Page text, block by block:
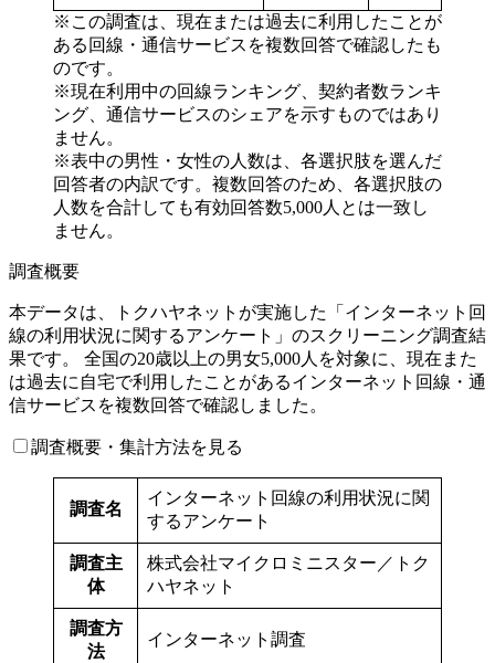
※この調査は、現在または過去に利用したことが
ある回線・通信サービスを複数回答で確認したも
のです。
※現在利用中の回線ランキング、契約者数ランキ
ング、通信サービスのシェアを示すものではあり
ません。
※表中の男性・女性の人数は、各選択肢を選んだ
回答者の内訳です。複数回答のため、各選択肢の
人数を合計しても有効回答数5,000人とは一致し
ません。
調査概要
本データは、トクハヤネットが実施した「インターネット回
線の利用状況に関するアンケート」のスクリーニング調査結
果です。 全国の20歳以上の男女5,000人を対象に、現在また
は過去に自宅で利用したことがあるインターネット回線・通
信サービスを複数回答で確認しました。
調査概要・集計方法を見る
調査名
インターネット回線の利用状況に関
するアンケート
調査主
体
株式会社マイクロミニスター／トク
ハヤネット
調査方
法
インターネット調査